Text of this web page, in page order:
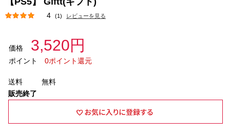
4 (1) レビューを見る
価格 3,520円
ポイント 0ポイント還元
送料
無料
販売終了